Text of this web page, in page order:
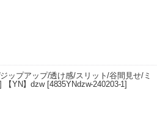
ップアップ/透け感/スリット/谷間見せ/ミ
【YN】dzw [4835YNdzw-240203-1]